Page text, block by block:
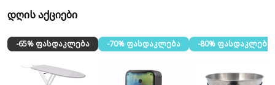
დღის აქციები
-65% ფასდაკლება -70% ფასდაკლება -80% ფასდაკლება